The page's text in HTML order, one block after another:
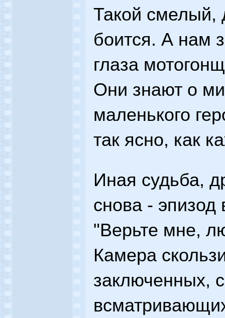
Такой смелый,
боится. А нам
глаза
Они знают о
маленького
так ясно, как
Иная судьба,
снова -
"Верьте мне,
Камера
заключенных,